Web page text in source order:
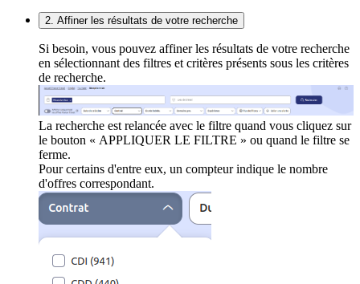
2. Affiner les résultats de votre recherche
Si besoin, vous pouvez affiner les résultats de votre recherche
en sélectionnant des filtres et critères présents sous les critères
de recherche.
La recherche est relancée avec le filtre quand vous cliquez sur
le bouton « APPLIQUER LE FILTRE » ou quand le filtre se
ferme.
Pour certains d'entre eux, un compteur indique le nombre
d'offres correspondant.